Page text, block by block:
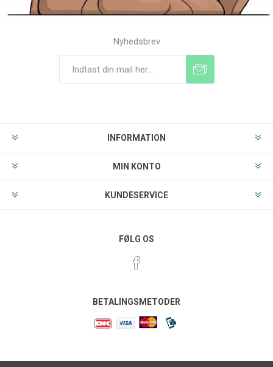
Nyhedsbrev
INFORMATION
MIN KONTO
KUNDESERVICE
FØLG OS
BETALINGSMETODER